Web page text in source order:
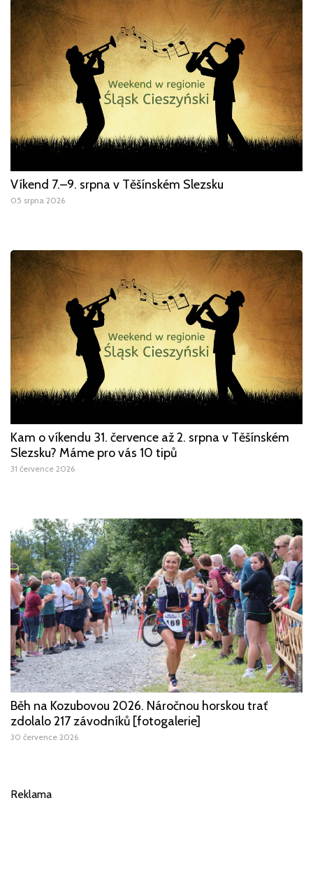
Víkend 7.–9. srpna v Těšínském Slezsku
05 srpna 2026
Kam o víkendu 31. července až 2. srpna v Těšínském
Slezsku? Máme pro vás 10 tipů
31 července 2026
Běh na Kozubovou 2026. Náročnou horskou trať
zdolalo 217 závodníků [fotogalerie]
30 července 2026
Reklama